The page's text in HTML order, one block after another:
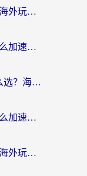
热血传奇回国加速器下载指南：海外玩家如何流畅砍怪不卡顿？
海外党必看：国外炫舞时代用什么加速器比较好？解决延迟卡顿的终极方案
美国玩剑网3指尖江湖加速器怎么选？海外党亲测避坑指南
境外玩反恐精英：全球攻势用什么加速器？2026海外玩家亲测实用指南
少女前线在国外怎么加速游戏？海外玩家必看的国服游戏畅玩指南